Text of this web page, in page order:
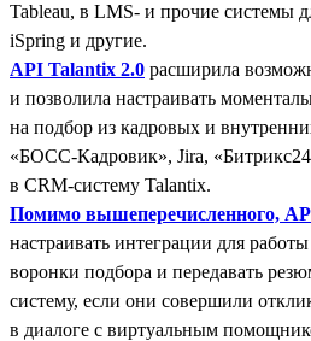
Tableau, в LMS- и прочие системы
iSpring и другие.
API Talantix 2.0 расширила
и позволила настраивать
на подбор из кадровых и
«БОСС-Кадровик», Jira,
в CRM-систему Talantix.
Помимо вышеперечисленного,
настраивать интеграции для
воронки подбора и передавать
систему, если они совершили
в диалоге с виртуальным